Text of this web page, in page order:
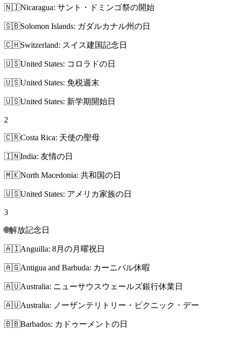
🇳🇮Nicaragua: サント・ドミンゴ祭の開始
🇸🇧Solomon Islands: ガダルカナル州の日
🇨🇭Switzerland: スイス建国記念日
🇺🇸United States: コロラドの日
🇺🇸United States: 免税週末
🇺🇸United States: 新学期開始日
2
🇨🇷Costa Rica: 天使の聖母
🇮🇳India: 友情の日
🇲🇰North Macedonia: 共和国の日
🇺🇸United States: アメリカ家族の日
3
🌐解放記念日
🇦🇮Anguilla: 8月の月曜祝日
🇦🇬Antigua and Barbuda: カーニバル休暇
🇦🇺Australia: ニューサウスウェールズ銀行休業日
🇦🇺Australia: ノーザンテリトリー・ピクニック・デー
🇧🇧Barbados: カドゥーメントの日